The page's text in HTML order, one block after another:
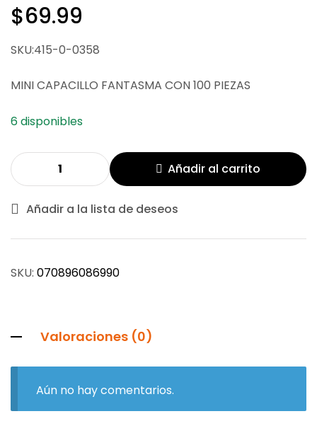
$69.99
SKU:415-0-0358
MINI CAPACILLO FANTASMA CON 100 PIEZAS
6 disponibles
Añadir al carrito
Añadir a la lista de deseos
SKU: 070896086990
Valoraciones (0)
Aún no hay comentarios.